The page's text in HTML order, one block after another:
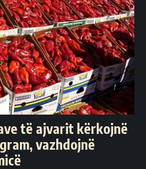
të ajvarit kërkojnë
vazhdojnë